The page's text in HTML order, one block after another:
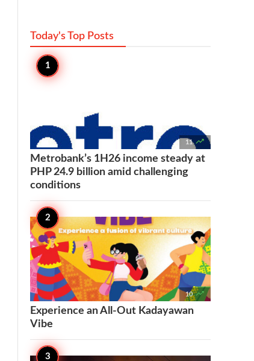
Today's Top Posts
11 
Metrobank’s 1H26 income steady at
PHP 24.9 billion amid challenging
conditions
10 
Experience an All-Out Kadayawan
Vibe